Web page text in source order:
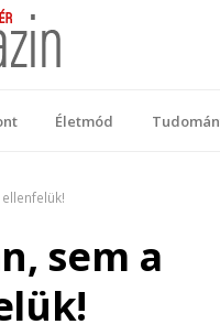
Életmód
sem a